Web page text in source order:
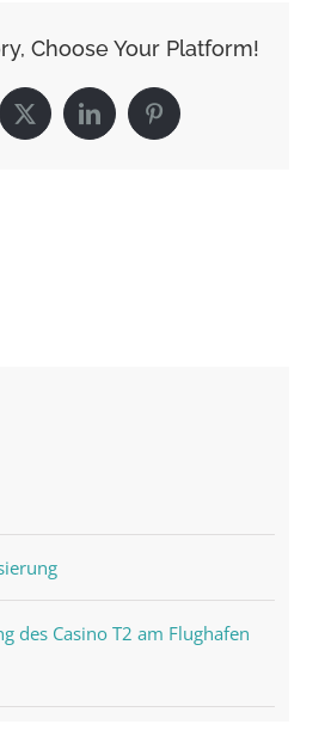
Choose Your Platform!
X LinkedInPinterest
des Casino T2 am Flughafen